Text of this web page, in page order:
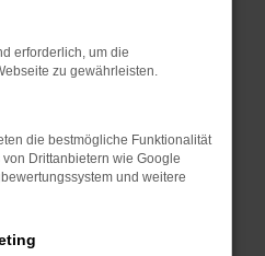
wie Werbeblocker,
bestimmter Seiten
in einem privaten
neu.
zu beheben.
erforderlich, um die
zu gewährleisten.
die bestmögliche Funktionalität
Drittanbietern wie Google
und weitere